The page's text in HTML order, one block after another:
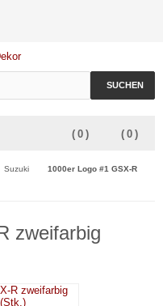
SUCHEN
( 0 )
( 0 )
Suzuki
1000er Logo #1 GSX-R
zweifarbig